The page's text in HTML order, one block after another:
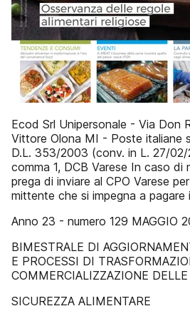
Ecod Srl Unipersonale - Via Don
Vittore Olona MI - Poste italiane
D.L. 353/2003 (conv. in L. 27/
comma 1, DCB Varese In caso di
prega di inviare al CPO Varese
mittente che si impegna a
Anno 23 - numero 129 MAGGIO
BIMESTRALE DI
E PROCESSI DI
COMMERCIALIZZAZIONE DELLE
SICUREZZA ALIMENTARE